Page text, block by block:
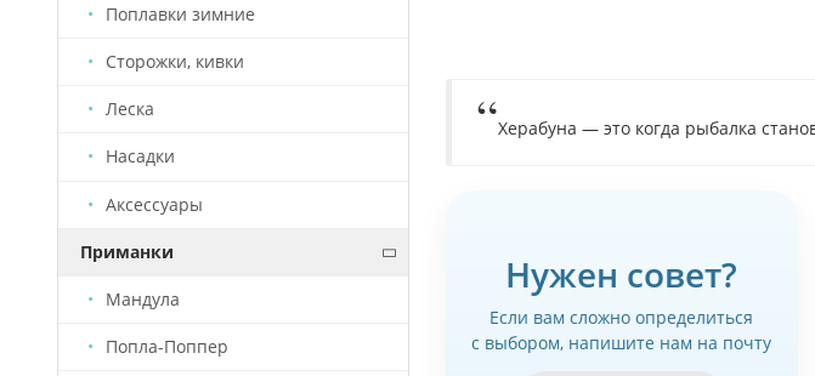
Поплавки зимние
Сторожки, кивки
Леска
Насадки
Аксессуары
Приманки
Мандула
Попла-Поппер
Херабуна — это когда рыбалка
Нужен совет?
Если вам сложно определиться
с выбором, напишите нам на почту